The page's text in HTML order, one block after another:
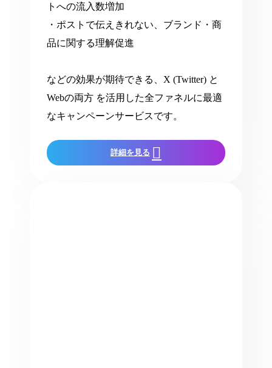
トへの流入数増加
・ポストで伝えきれない、ブランド・商
品に関する理解促進
などの効果が期待できる、X (Twitter) と
Webの両方 を活用した全ファネルに最適
なキャンペーンサービスです。
詳細を見る